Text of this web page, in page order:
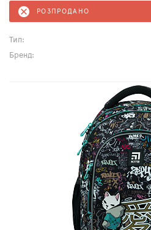
РОЗПРОДАНО
Тип:
Бренд: